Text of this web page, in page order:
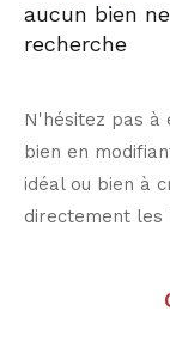
aucun bien
recherche
N'hésitez pas à
bien en
idéal ou bien à
directement les